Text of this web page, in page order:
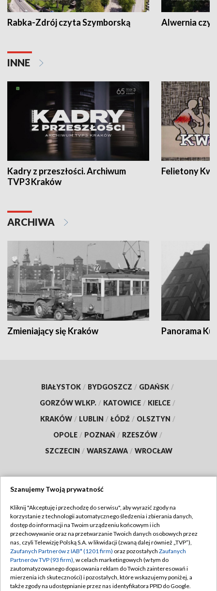
Rabka-Zdrój czyta Szymborską Alwernia
INNE
Kadry z przeszłości. Archiwum
TVP3 Kraków
Felietony
ARCHIWA
Zmieniający się Kraków Panorama
BIAŁYSTOK / BYDGOSZCZ / GDAŃSK /
GORZÓW WLKP. / KATOWICE / KIELCE /
KRAKÓW / LUBLIN / ŁÓDŹ / OLSZTYN /
OPOLE / POZNAŃ / RZESZÓW /
SZCZECIN / WARSZAWA / WROCŁAW
TVP
Abonament TVP
Emisja w TVP
Centrum informacji TVP
Naziemna Telewizja Cyfrowa
Regulamin TVP
Polityka prywatności
Moje zgody
Pomoc
Szanujemy Twoją prywatność
Kliknij "Akceptuję i przechodzę do serwisu", aby wyrazić zgody na
korzystanie z technologii automatycznego śledzenia i zbierania danych,
dostęp do informacji na Twoim urządzeniu końcowym i ich
przechowywanie oraz na przetwarzanie Twoich danych osobowych przez
nas, czyli Telewizję Polską S.A. w likwidacji (zwaną dalej również „TVP”),
Zaufanych Partnerów z IAB* (1201 firm) oraz pozostałych Zaufanych
Partnerów TVP (93 firm), w celach marketingowych (w tym do
zautomatyzowanego dopasowania reklam do Twoich zainteresowań i
mierzenia ich skuteczności) i pozostałych, które wskazujemy poniżej, a
także zgody na udostępnianie przez nas identyfikatora PPID do Google.